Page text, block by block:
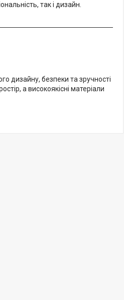
так і дизайн.
дизайну, безпеки та зручності
а високоякісні матеріали